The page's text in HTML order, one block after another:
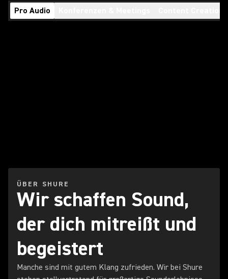
Pro Audio
ÜBER SHURE
Wir schaffen Sound,
der dich mitreißt und
begeistert
Manche sind mit gutem Klang zufrieden. Wir bei Shure